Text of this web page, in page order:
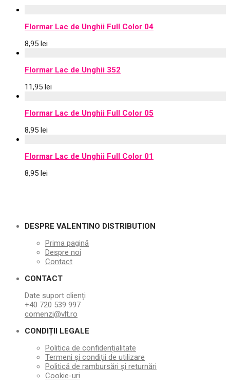
Flormar Lac de Unghii Full Color 04
8,95 lei
Flormar Lac de Unghii 352
11,95 lei
Flormar Lac de Unghii Full Color 05
8,95 lei
Flormar Lac de Unghii Full Color 01
8,95 lei
DESPRE VALENTINO DISTRIBUTION
Prima pagină
Despre noi
Contact
CONTACT
Date suport clienți
+40 720 539 997
comenzi@vlt.ro
CONDIȚII LEGALE
Politica de confidențialitate
Termeni și condiții de utilizare
Politică de rambursări și returnări
Cookie-uri